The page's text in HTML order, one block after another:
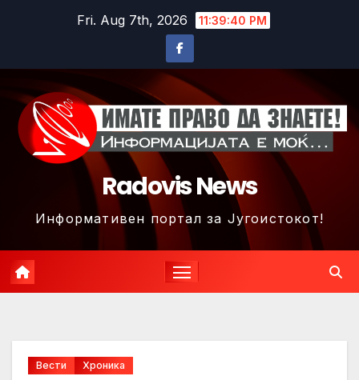
Fri. Aug 7th, 2026 11:39:43 PM
Radovis News
Информативен портал за Југоистокот!
Вести Хроника